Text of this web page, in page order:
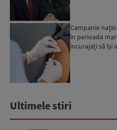
Campanie
în perioada
încurajați să își
Ultimele stiri